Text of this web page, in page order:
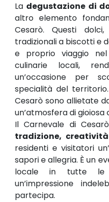
La degustazione di
altro elemento
Cesarò. Questi
tradizionali a biscotti e
e proprio viaggio
culinarie locali,
un’occasione per
specialità del
Cesarò sono allietate
un’atmosfera di gioiosa
Il Carnevale di
tradizione,
residenti e visitatori
sapori e allegria. È un
locale in tutte le
un’impressione
partecipa.